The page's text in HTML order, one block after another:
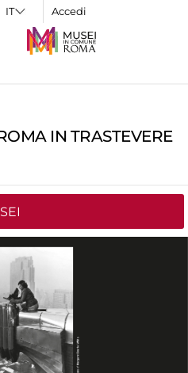
Accedi
IN TRASTEVERE